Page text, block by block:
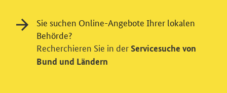
Einwilligung in Tracking und / oder
Sie suchen Online-Angebote Ihrer lokalen
Behörde?
Recherchieren Sie in der Servicesuche von
Bund und Ländern